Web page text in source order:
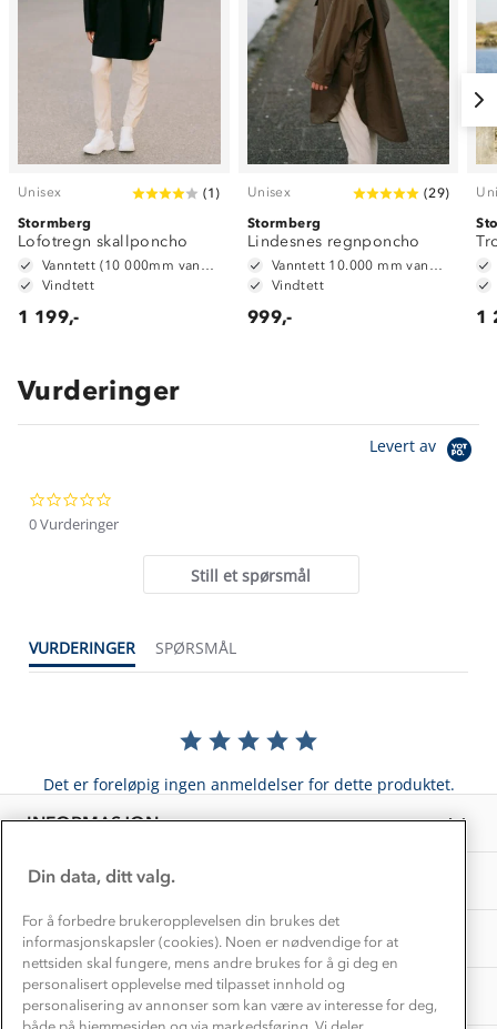
Unisex (1 )
Stormberg
Lofotregn skallponcho
Vindtett
1 199,-
Unisex (29)
Stormberg
Lindesnes regnponcho
Vindtett
999,- 1
Vurderinger
Levert av
star
0 Vurderinger
Still et spørsmål
VURDERINGER SPØRSMÅL
Det er foreløpig ingen anmeldelser for dette produktet.
INFORMASJON
Kundeservice
Kundeklubb
Bedrift, barnehage og SFO
Presse
OM OSS
Klima og miljø
1% til samfunnet
Samarbeide med oss?
TIPS OG RÅD
Trelagsprinsippet barn
Alt du trenger til Norgesferien
Gravidklær
Vask og vedlikehold
EL-retur
Store størrelser
Turmat oppskrifter
Beredskap
AKTIVITETER
Få turinspirasjon og tips her⛰
Overnatte utendørs⛺
Leirskole 🥾
Barnehageansatt
Tips til hyttetur
Din data, ditt valg.
For å forbedre brukeropplevelsen din brukes det
informasjonskapsler (cookies). Noen er nødvendige for at
nettsiden skal fungere, mens andre brukes for å gi deg en
personalisert opplevelse med tilpasset innhold og
personalisering av annonser som kan være av interesse for deg,